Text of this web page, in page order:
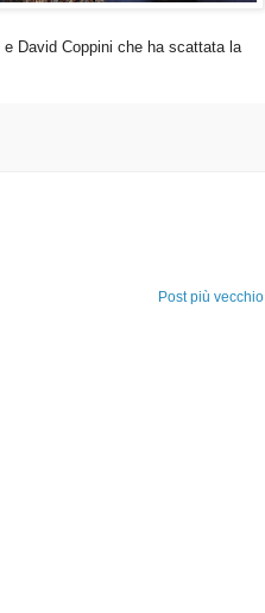
e David Coppini che ha scattata la
Post più vecchio